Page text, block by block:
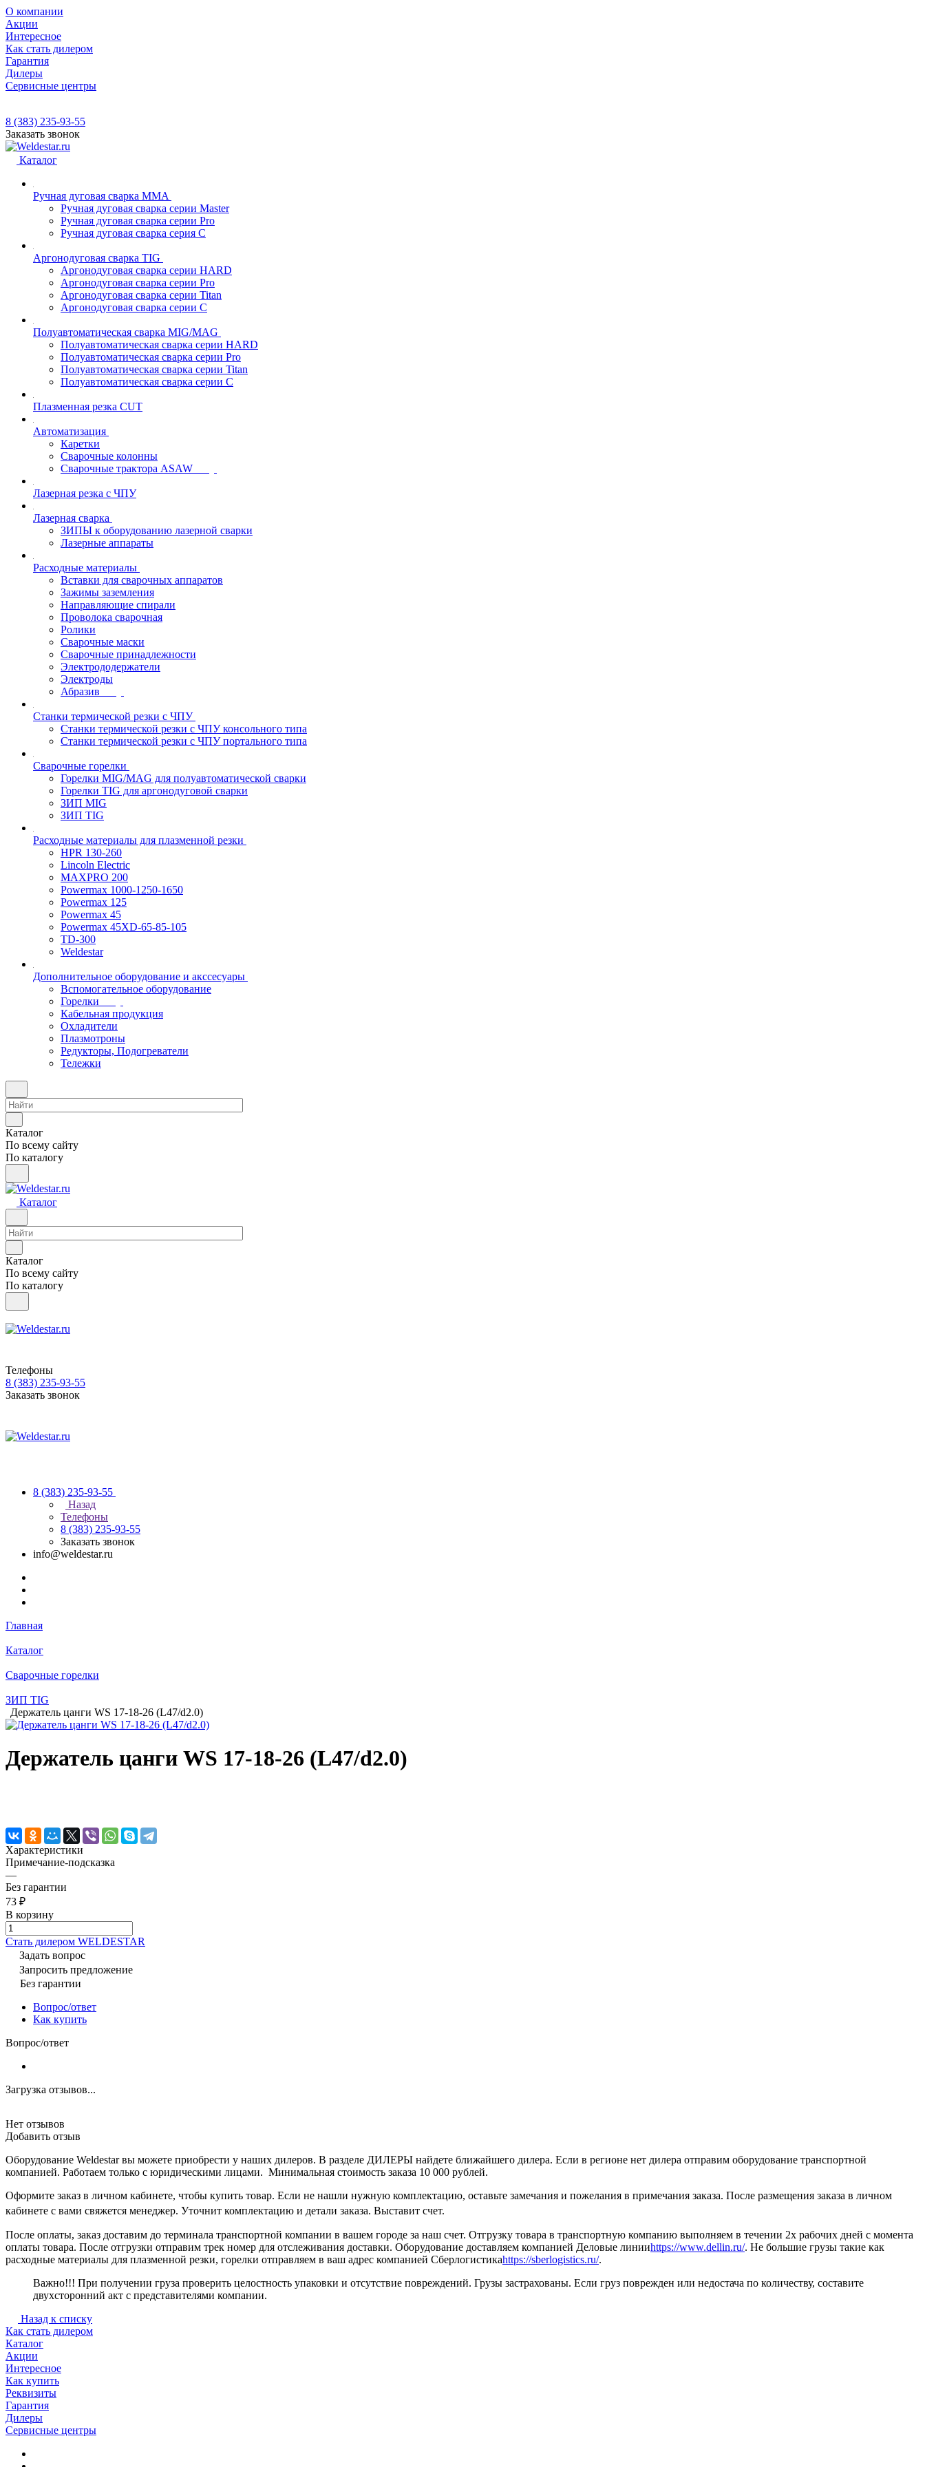
О компании
Акции
Интересное
Как стать дилером
Гарантия
Дилеры
Сервисные центры
8 (383) 235-93-55
Заказать звонок
Каталог
Ручная дуговая сварка MMA
Ручная дуговая сварка серии Master
Ручная дуговая сварка серии Pro
Ручная дуговая сварка серия С
Аргонодуговая сварка TIG
Аргонодуговая сварка серии HARD
Аргонодуговая сварка серии Pro
Аргонодуговая сварка серии Titan
Аргонодуговая сварка серии С
Полуавтоматическая сварка MIG/MAG
Полуавтоматическая сварка серии HARD
Полуавтоматическая сварка серии Pro
Полуавтоматическая сварка серии Titan
Полуавтоматическая сварка серии С
Плазменная резка CUT
Автоматизация
Каретки
Сварочные колонны
Сварочные трактора ASAW
Лазерная резка с ЧПУ
Лазерная сварка
ЗИПЫ к оборудованию лазерной сварки
Лазерные аппараты
Расходные материалы
Вставки для сварочных аппаратов
Зажимы заземления
Направляющие спирали
Проволока сварочная
Ролики
Сварочные маски
Сварочные принадлежности
Электрододержатели
Электроды
Абразив
Станки термической резки с ЧПУ
Станки термической резки с ЧПУ консольного типа
Станки термической резки с ЧПУ портального типа
Сварочные горелки
Горелки MIG/MAG для полуавтоматической сварки
Горелки TIG для аргонодуговой сварки
ЗИП MIG
ЗИП TIG
Расходные материалы для плазменной резки
HPR 130-260
Lincoln Electric
MAXPRO 200
Powermax 1000-1250-1650
Powermax 125
Powermax 45
Powermax 45XD-65-85-105
TD-300
Weldestar
Дополнительное оборудование и акссесуары
Вспомогательное оборудование
Горелки
Кабельная продукция
Охладители
Плазмотроны
Редукторы, Подогреватели
Тележки
Каталог
По всему сайту
По каталогу
Каталог
Каталог
По всему сайту
По каталогу
Телефоны
8 (383) 235-93-55
Заказать звонок
8 (383) 235-93-55
Назад
Телефоны
8 (383) 235-93-55
Заказать звонок
info@weldestar.ru
Главная
Каталог
Сварочные горелки
ЗИП TIG
Держатель цанги WS 17-18-26 (L47/d2.0)
Держатель цанги WS 17-18-26 (L47/d2.0)
Характеристики
Примечание-подсказка
—
Без гарантии
73 ₽
В корзину
Cтать дилером WELDESTAR
Задать вопрос
Запросить предложение
Без гарантии
Вопрос/ответ
Как купить
Вопрос/ответ
Загрузка отзывов...
Нет отзывов
Добавить отзыв
Оборудование Weldestar вы можете приобрести у наших дилеров. В разделе ДИЛЕРЫ найдете ближайшего дилера. Если в регионе нет дилера отправим оборудование транспортной
компанией. Работаем только с юридическими лицами. Минимальная стоимость заказа 10 000 рублей.
Оформите заказ в личном кабинете, чтобы купить товар. Если не нашли нужную комплектацию, оставьте замечания и пожелания в примечания заказа. После размещения заказа в личном
кабинете с вами свяжется менеджер. Уточнит комплектацию и детали заказа. Выставит счет.
После оплаты, заказ доставим до терминала транспортной компании в вашем городе за наш счет. Отгрузку товара в транспортную компанию выполняем в течении 2х рабочих дней с момента
оплаты товара. После отгрузки отправим трек номер для отслеживания доставки. Оборудование доставляем компанией Деловые линииhttps://www.dellin.ru/. Не большие грузы такие как
расходные материалы для плазменной резки, горелки отправляем в ваш адрес компанией Сберлогистикаhttps://sberlogistics.ru/.
Важно!!! При получении груза проверить целостность упаковки и отсутствие повреждений. Грузы застрахованы. Если груз поврежден или недостача по количеству, составите
двухсторонний акт с представителями компании.
Назад к списку
Как стать дилером
Каталог
Акции
Интересное
Как купить
Реквизиты
Гарантия
Дилеры
Сервисные центры